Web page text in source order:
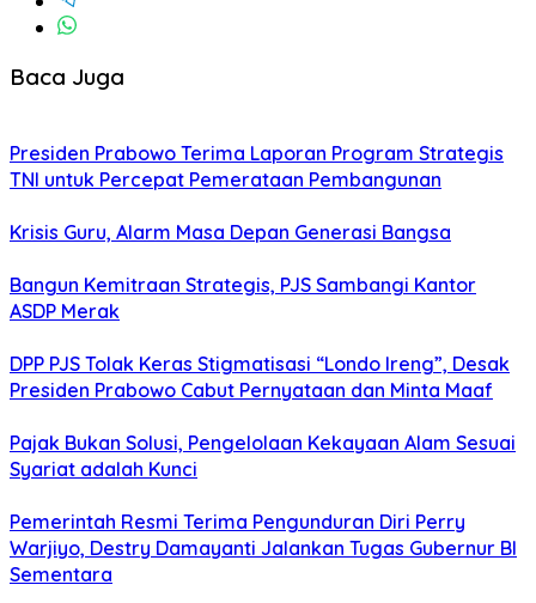
Baca Juga
Presiden Prabowo Terima Laporan Program Strategis
TNI untuk Percepat Pemerataan Pembangunan
Krisis Guru, Alarm Masa Depan Generasi Bangsa
Bangun Kemitraan Strategis, PJS Sambangi Kantor
ASDP Merak
DPP PJS Tolak Keras Stigmatisasi “Londo Ireng”, Desak
Presiden Prabowo Cabut Pernyataan dan Minta Maaf
Pajak Bukan Solusi, Pengelolaan Kekayaan Alam Sesuai
Syariat adalah Kunci
Pemerintah Resmi Terima Pengunduran Diri Perry
Warjiyo, Destry Damayanti Jalankan Tugas Gubernur BI
Sementara